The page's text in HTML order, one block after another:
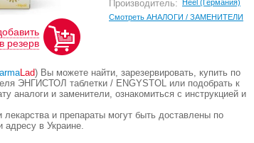
в резерв
Производитель: Heel (Германия)
Смотреть АНАЛОГИ / ЗАМЕНИТЕЛИ
Lad) Вы можете найти, зарезервировать, купить по
ЭНГИСТОЛ таблетки / ENGYSTOL или подобрать к
аналоги и заменители, ознакомиться с инструкцией и
и препараты могут быть доставлены по
адресу в Украине.